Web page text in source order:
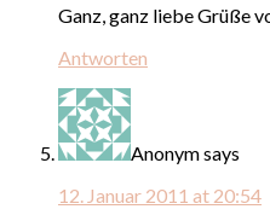
Ganz, ganz liebe Grüße
Antworten
Anonymsays
12. Januar 2011 at 20:54